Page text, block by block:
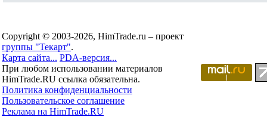
Copyright © 2003-2026, HimTrade.ru – проект
группы "Текарт".
Карта сайта... PDA-версия...
При любом использовании материалов
HimTrade.RU ссылка обязательна.
Политика конфиденциальности
Пользовательское соглашение
Реклама на HimTrade.RU